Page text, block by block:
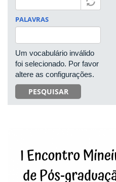
PALAVRAS
Um vocabulário inválido
foi selecionado. Por favor
altere as configurações.
PESQUISAR